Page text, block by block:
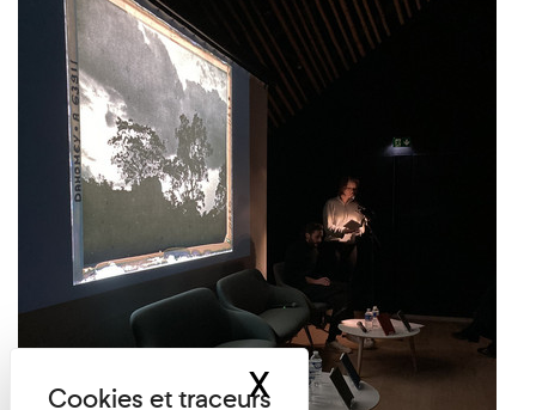
XMasquer le